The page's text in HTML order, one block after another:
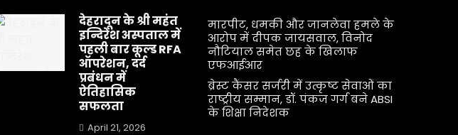
देहरादून के श्री महंत
इन्दिरेश अस्पताल में
पहली बार कूल्ड RFA
ऑपरेशन, दर्द
प्रबंधन में
ऐतिहासिक
सफलता
April 21, 2026
मारपीट, धमकी और जानलेवा हमले के
आरोप में दीपक जायसवाल, विनोद
नौटियाल समेत छह के खिलाफ
एफआईआर
ब्रेस्ट कैंसर सर्जरी में उत्कृष्ट सेवाओं का
राष्ट्रीय सम्मान, डॉ. पंकज गर्ग बने ABSI
के शिक्षा निदेशक